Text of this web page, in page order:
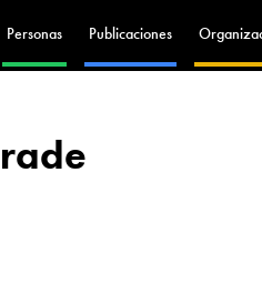
Personas Publicaciones